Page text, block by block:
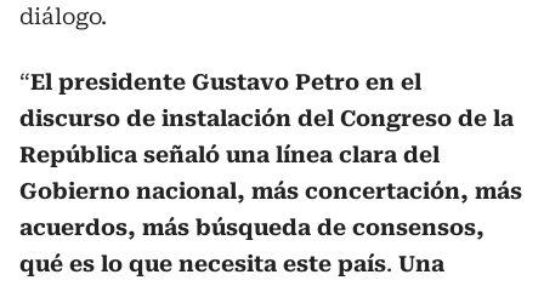
diálogo.
“El presidente Gustavo Petro en el
discurso de instalación del Congreso de la
República señaló una línea clara del
Gobierno nacional, más concertación, más
acuerdos, más búsqueda de consensos,
qué es lo que necesita este país. Una